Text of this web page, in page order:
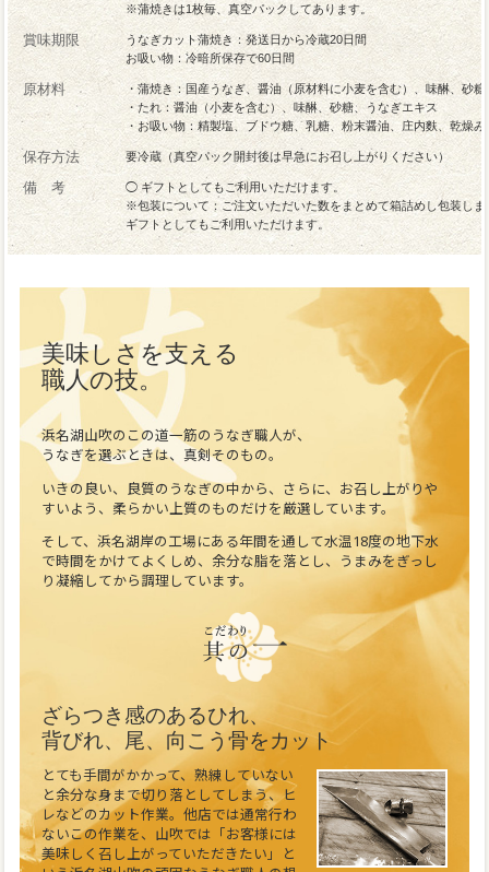
※蒲焼きは1枚毎、真空パックしてあります。
賞味期限
うなぎカット蒲焼き：発送日から冷蔵20日間
お吸い物：冷暗所保存で60日間
原材料
・蒲焼き：国産うなぎ、醤油（原材料に小麦を含む）、味醂、砂
・たれ：醤油（小麦を含む）、味醂、砂糖、うなぎエキス
・お吸い物：精製塩、ブドウ糖、乳糖、粉末醤油、庄内麩、乾燥
保存方法 要冷蔵（真空パック開封後は早急にお召し上がりください）
備 考
◯ ギフトとしてもご利用いただけます。
※包装について：ご注文いただいた数をまとめて箱詰めし包装し
ギフトとしてもご利用いただけます。
美味しさを支える
職人の技。
浜名湖山吹のこの道一筋のうなぎ職人が、
うなぎを選ぶときは、真剣そのもの。
いきの良い、良質のうなぎの中から、さらに、お召し上がりや
すいよう、柔らかい上質のものだけを厳選しています。
そして、浜名湖岸の工場にある年間を通して水温18度の地下水
で時間をかけてよくしめ、余分な脂を落とし、うまみをぎっし
り凝縮してから調理しています。
ざらつき感のあるひれ、
背びれ、尾、向こう骨をカット
とても手間がかかって、熟練していない
と余分な身まで切り落としてしまう、ヒ
レなどのカット作業。他店では通常行わ
ないこの作業を、山吹では「お客様には
美味しく召し上がっていただきたい」と